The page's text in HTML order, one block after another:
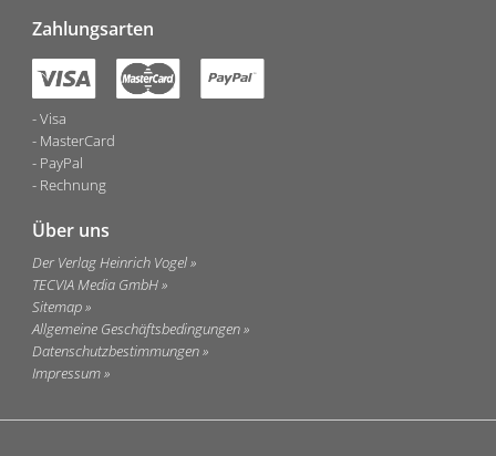
Zahlungsarten
Visa
MasterCard
PayPal
Rechnung
Über uns
Der Verlag Heinrich Vogel
TECVIA Media GmbH
Sitemap
Allgemeine Geschäftsbedingungen
Datenschutzbestimmungen
Impressum